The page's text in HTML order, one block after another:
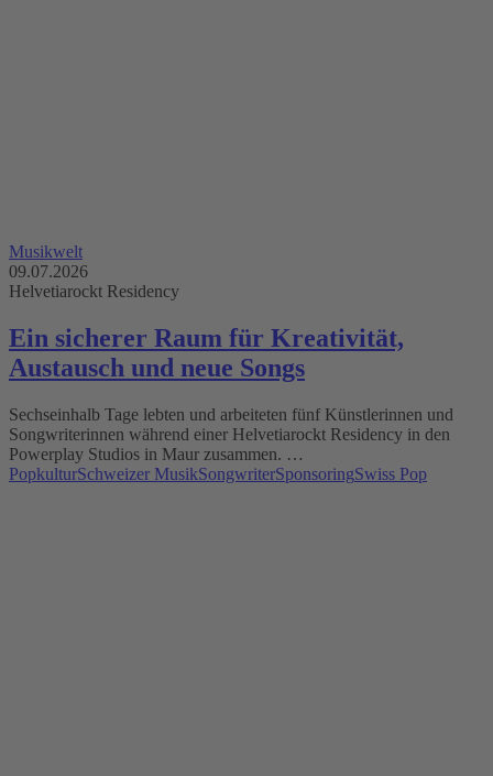
Musikwelt
09.07.2026
Helvetiarockt Residency
Ein sicherer Raum für Kreativität,
Austausch und neue Songs
Sechseinhalb Tage lebten und arbeiteten fünf Künstlerinnen und
Songwriterinnen während einer Helvetiarockt Residency in den
Powerplay Studios in Maur zusammen. …
PopkulturSchweizer MusikSongwriterSponsoringSwiss Pop